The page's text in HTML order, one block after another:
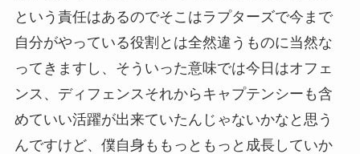
という責任はあるのでそこはラプターズで今まで
自分がやっている役割とは全然違うものに当然な
ってきますし、そういった意味では今日はオフェ
ンス、ディフェンスそれからキャプテンシーも含
めていい活躍が出来ていたんじゃないかなと思う
んですけど、僕自身ももっともっと成長していか